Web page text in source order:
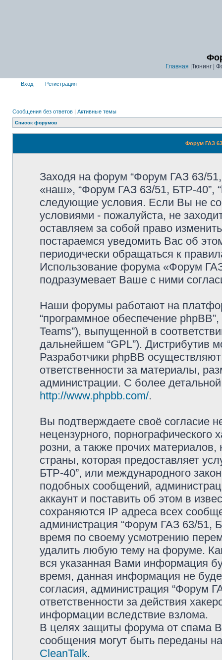
Главная |Тюнинг |
Вход Регистрация
Сообщения без ответов | Активные темы
Список форумов
Форум ГАЗ
Заходя на форум “Форум ГАЗ 63/
«наш», “Форум ГАЗ 63/51, БТР-40”,
следующие условия. Если Вы не
условиями - пожалуйста, не
оставляем за собой право
постараемся уведомить Вас об
периодически обращаться к
Использование форума «Форум
подразумевает Ваше с ними
Наши форумы работают на
“программное обеспечение
Teams”), выпущенной в
дальнейшем “GPL”). Дистрибутив
Разработчики phpBB
ответственности за материалы,
администрации. С более
http://www.phpbb.com/.
Вы подтверждаете своё согласие
нецензурного, порнографического
розни, а также прочих
страны, которая предоставляет
БТР-40”, или международного
подобных сообщений,
аккаунт и поставить об этом в
сохраняются IP адреса всех
администрация “Форум ГАЗ 63/51,
время по своему усмотрению
удалить любую тему на форуме.
вся указанная Вами информация
время, данная информация не
согласия, администрация “Форум
ответственности за действия
информации вследствие взлома.
В целях защиты форума от спама
сообщения могут быть переданы
CleanTalk.